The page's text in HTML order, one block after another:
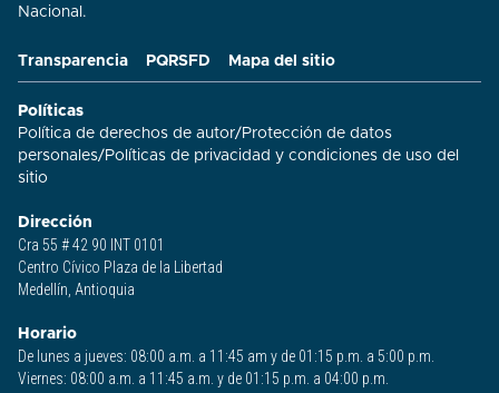
Transparencia PQRSFD Mapa del sitio
Políticas
Política de derechos de autor/ Protección de datos
personales/ Políticas de privacidad y condiciones de uso del
sitio​
Dirección
Cra 55 # 42 90 INT 0101
Centro Cívico Plaza de la Libertad
Medellín, Antioquia
Horario
De lunes a jueves: 08:00 a.m. a 11:45 am y de 01:15 p.m. a 5:00 p.m.
Viernes: 08:00 a.m. a 11:45 a.m. y de 01:15 p.m. a 04:00 p.m.
Nacional.